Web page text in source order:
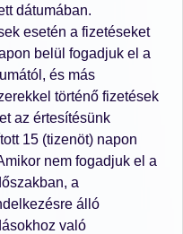
dátumában.
esetén a fizetéseket
belül fogadjuk el a
és más
történő fizetések
az értesítésünk
15 (tizenöt) napon
nem fogadjuk el a
a
álló
való